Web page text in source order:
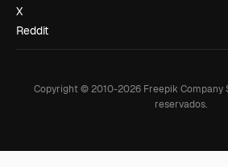
X
Reddit
Copyright © 2010-2026Freepik Company
reservados.